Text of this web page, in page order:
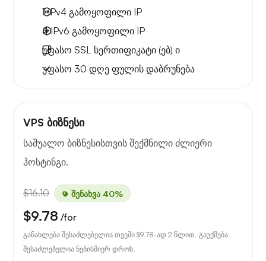
1 IPv4 გამოყოფილი IP
4 IPv6 გამოყოფილი IP
უფასო SSL სერთიფიკატი (ებ) ი
უფასო 30 დღე ფულის დაბრუნება
VPS ბიზნესი
საშუალო ბიზნესისთვის შექმნილი ძლიერი
ჰოსტინგი.
$16.10 შენახვა 40%
$9.78 /for
განახლება შესაძლებელია თვეში $9.78-ად 2 წლით. გაუქმება
შესაძლებელია ნებისმიერ დროს.